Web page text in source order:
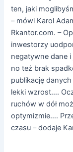
ten, jaki
– mówi Karol
Rkantor.com. –
inwestorzy
negatywne dane i
no też brak
publikację
lekki wzrost….
ruchów w dół
optymizmie….
czasu – dodaje